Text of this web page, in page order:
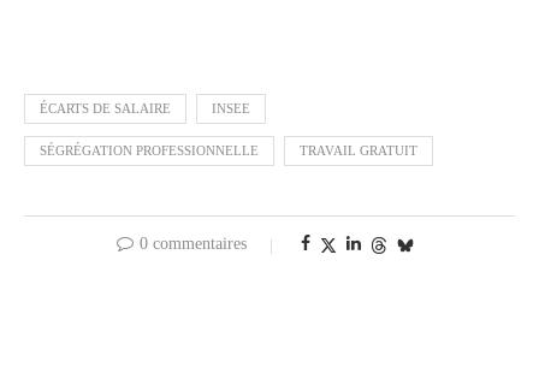
ÉCARTS DE SALAIRE INSEE
SÉGRÉGATION PROFESSIONNELLE TRAVAIL GRATUIT
0 commentaires